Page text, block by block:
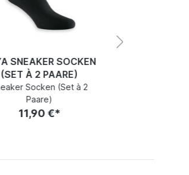
SNEAKER SOCKEN
(SET À 2 PAARE)
Socken (Set à 2
Paare)
11,90 €*